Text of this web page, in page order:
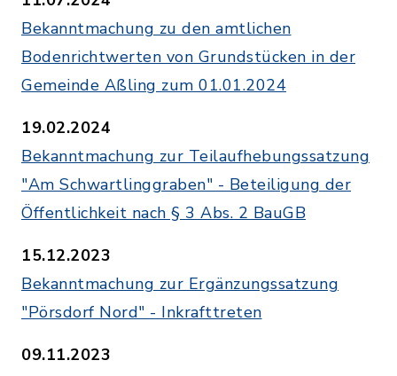
Bekanntmachung zu den amtlichen
Bodenrichtwerten von Grundstücken in der
Gemeinde Aßling zum 01.01.2024
19.02.2024
Bekanntmachung zur Teilaufhebungssatzung
"Am Schwartlinggraben" - Beteiligung der
Öffentlichkeit nach § 3 Abs. 2 BauGB
15.12.2023
Bekanntmachung zur Ergänzungssatzung
"Pörsdorf Nord" - Inkrafttreten
09.11.2023